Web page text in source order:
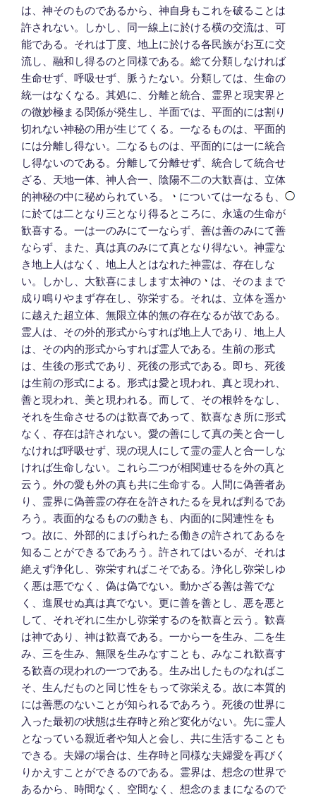
は、神そのものであるから、神自身もこれを破ることは
許されない。しかし、同一線上に於ける横の交流は、可
能である。それは丁度、地上に於ける各民族がお互に交
流し、融和し得るのと同様である。総て分類しなければ
生命せず、呼吸せず、脈うたない。分類しては、生命の
統一はなくなる。其処に、分離と統合、霊界と現実界と
の微妙極まる関係が発生し、半面では、平面的には割り
切れない神秘の用が生じてくる。一なるものは、平面的
には分離し得ない。二なるものは、平面的には一に統合
し得ないのである。分離して分離せず、統合して統合せ
ざる、天地一体、神人合一、陰陽不二の大歓喜は、立体
的神秘の中に秘められている。
については一なるも、
に於ては二となり三となり得るところに、永遠の生命が
歓喜する。一は一のみにて一ならず、善は善のみにて善
ならず、また、真は真のみにて真となり得ない。神霊な
き地上人はなく、地上人とはなれた神霊は、存在しな
い。しかし、大歓喜にまします太神の
は、そのままで
成り鳴りやまず存在し、弥栄する。それは、立体を遥か
に越えた超立体、無限立体的無の存在なるが故である。
霊人は、その外的形式からすれば地上人であり、地上人
は、その内的形式からすれば霊人である。生前の形式
は、生後の形式であり、死後の形式である。即ち、死後
は生前の形式による。形式は愛と現われ、真と現われ、
善と現われ、美と現われる。而して、その根幹をなし、
それを生命させるのは歓喜であって、歓喜なき所に形式
なく、存在は許されない。愛の善にして真の美と合一し
なければ呼吸せず、現の現人にして霊の霊人と合一しな
ければ生命しない。これら二つが相関連せるを外の真と
云う。外の愛も外の真も共に生命する。人間に偽善者あ
り、霊界に偽善霊の存在を許されたるを見れば判るであ
ろう。表面的なるものの動きも、内面的に関連性をも
つ。故に、外部的にまげられたる働きの許されてあるを
知ることができるであろう。許されてはいるが、それは
絶えず浄化し、弥栄すればこそである。浄化し弥栄しゆ
く悪は悪でなく、偽は偽でない。動かざる善は善でな
く、進展せぬ真は真でない。更に善を善とし、悪を悪と
して、それぞれに生かし弥栄するのを歓喜と云う。歓喜
は神であり、神は歓喜である。一から一を生み、二を生
み、三を生み、無限を生みなすことも、みなこれ歓喜す
る歓喜の現われの一つである。生み出したものなればこ
そ、生んだものと同じ性をもって弥栄える。故に本質的
には善悪のないことが知られるであろう。死後の世界に
入った最初の状態は生存時と殆ど変化がない。先に霊人
となっている親近者や知人と会し、共に生活することも
できる。夫婦の場合は、生存時と同様な夫婦愛を再びく
りかえすことができるのである。霊界は、想念の世界で
あるから、時間なく、空間なく、想念のままになるので